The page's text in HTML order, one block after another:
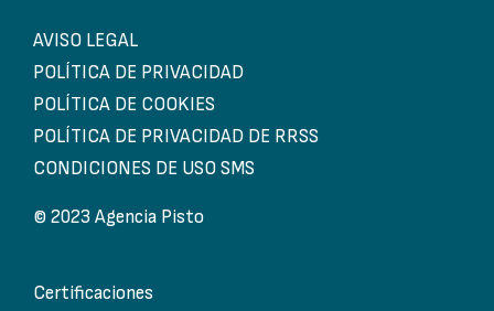
AVISO LEGAL
POLÍTICA DE PRIVACIDAD
POLÍTICA DE COOKIES
POLÍTICA DE PRIVACIDAD DE RRSS
CONDICIONES DE USO SMS
© 2023 Agencia Pisto
Certificaciones